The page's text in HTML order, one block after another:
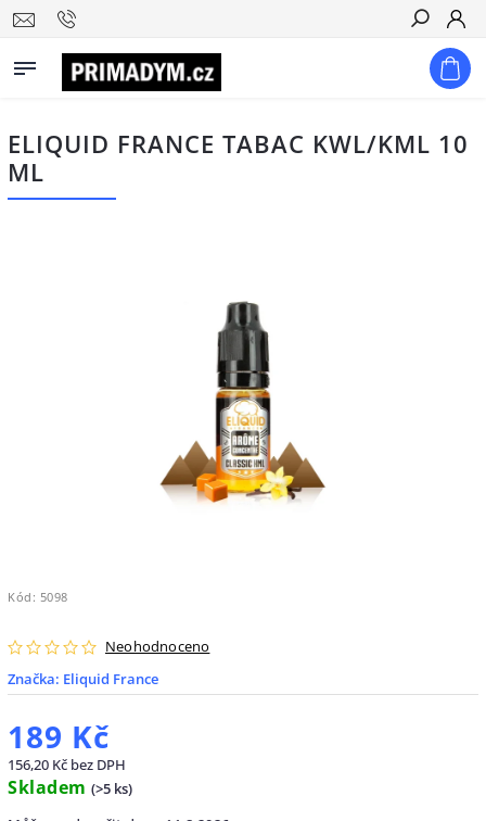
Hledat
ELIQUID FRANCE TABAC KWL/KML 10
ML
Kód: 5098
Neohodnoceno
Značka: Eliquid France
189 Kč
156,20 Kč bez DPH
Skladem (>5 ks)